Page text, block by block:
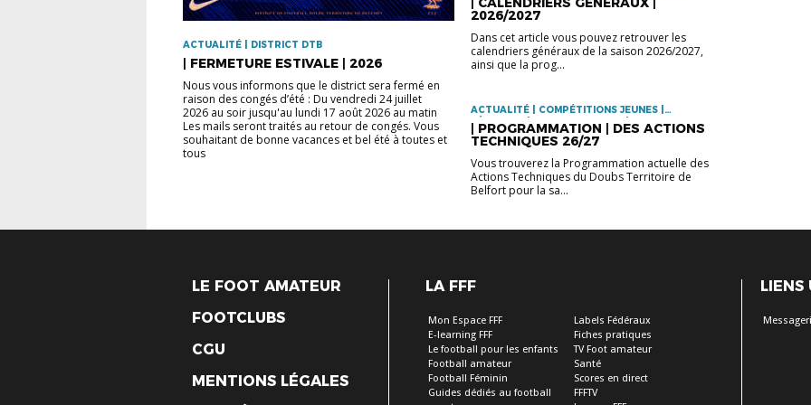
ACTUALITÉ | DISTRICT DTB
| FERMETURE ESTIVALE | 2026
Nous vous informons que le district sera fermé en
raison des congés d’été : Du vendredi 24 juillet
2026 au soir jusqu'au lundi 17 août 2026 au matin
Les mails seront traités au retour de congés. Vous
souhaitant de bonne vacances et bel été à toutes et
tous
ANIMATION | FORMATIONS
2026/2027
Dans cet article vous pouvez retrouver les
calendriers généraux de la saison 2026/2027,
ainsi que la prog...
ACTUALITÉ | COMPÉTITIONS JEUNES |
FÉMININES | FOOT ANIMATION | FOOT
ANIMATION | FORMATIONS | FUTSAL | PLAN DE
PERFORMANCE FÉDÉRAL | PROGRAMME
ÉDUCATIF FÉDÉRAL | U15 | U18
| PROGRAMMATION | DES ACTIONS
TECHNIQUES 26/27
Vous trouverez la Programmation actuelle des
Actions Techniques du Doubs Territoire de
Belfort pour la sa...
LE FOOT AMATEUR
FOOTCLUBS
CGU
MENTIONS LÉGALES
LA FFF
Mon Espace FFF
E-learning FFF
Le football pour les enfants
Football amateur
Football Féminin
Guides dédiés au football
Labels Fédéraux
Fiches pratiques
TV Foot amateur
Santé
Scores en direct
FFFTV
LIENS